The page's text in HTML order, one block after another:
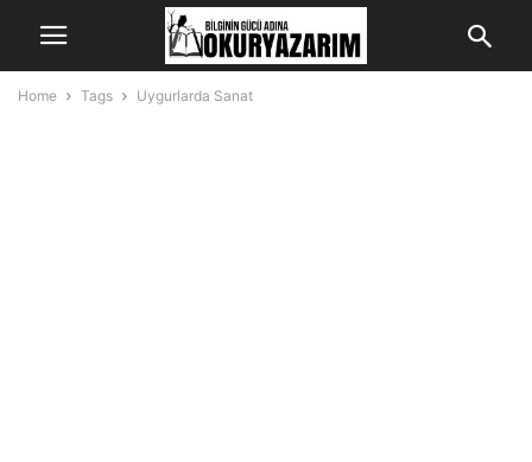
Home Tags Uygurlarda Sanat